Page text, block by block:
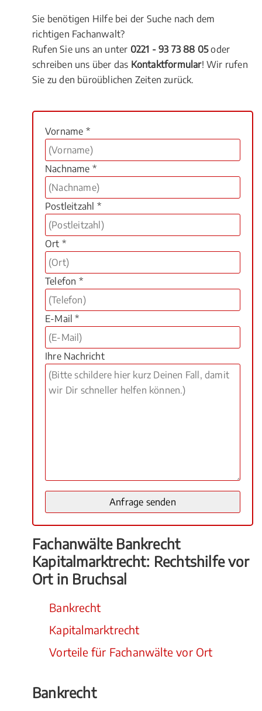
Sie benötigen Hilfe bei der Suche nach dem
richtigen Fachanwalt?
Rufen Sie uns an unter 0221 - 93 73 88 05oder
schreiben uns über das Kontaktformular! Wir rufen
Sie zu den büroüblichen Zeiten zurück.
Vorname *
Nachname *
Postleitzahl *
Ort *
Telefon *
E-Mail *
Ihre Nachricht
Fachanwälte Bankrecht
Kapitalmarktrecht: Rechtshilfe vor
Ort in Bruchsal
Bankrecht
Kapitalmarktrecht
Vorteile für Fachanwälte vor Ort
Bankrecht